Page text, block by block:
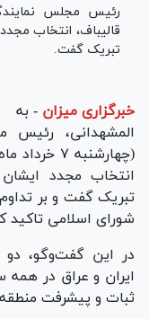
رئیس مجلس
قالیباف، انتخاب
تبریک گفت.
خبرگزاری میزان -
المشهدانی، رئیس
(چهارشنبه
انتخاب مجدد
تبریک گفت و بر
شورای اسلامی تاکید
در این گفت‌و‌گو، دو
ایران و عراق در
ثبات و پیشرفت